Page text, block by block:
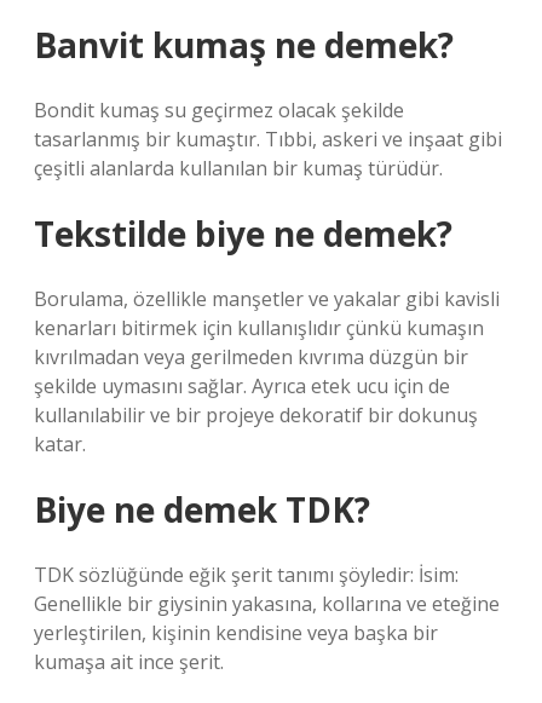
Banvit kumaş ne demek?
Bondit kumaş su geçirmez olacak şekilde
tasarlanmış bir kumaştır. Tıbbi, askeri ve inşaat gibi
çeşitli alanlarda kullanılan bir kumaş türüdür.
Tekstilde biye ne demek?
Borulama, özellikle manşetler ve yakalar gibi kavisli
kenarları bitirmek için kullanışlıdır çünkü kumaşın
kıvrılmadan veya gerilmeden kıvrıma düzgün bir
şekilde uymasını sağlar. Ayrıca etek ucu için de
kullanılabilir ve bir projeye dekoratif bir dokunuş
katar.
Biye ne demek TDK?
TDK sözlüğünde eğik şerit tanımı şöyledir: İsim:
Genellikle bir giysinin yakasına, kollarına ve eteğine
yerleştirilen, kişinin kendisine veya başka bir
kumaşa ait ince şerit.